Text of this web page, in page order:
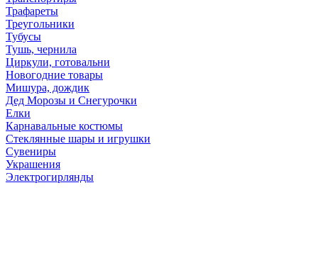
Трафареты
Треугольники
Тубусы
Тушь, чернила
Циркули, готовальни
Новогодние товары
Мишура, дождик
Дед Морозы и Снегурочки
Елки
Карнавальные костюмы
Стеклянные шары и игрушки
Сувениры
Украшения
Электрогирлянды